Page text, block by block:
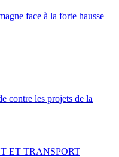
face à la forte hausse
contre les projets de la
ET TRANSPORT